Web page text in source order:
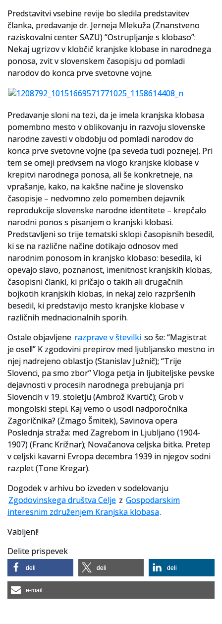
Slovenski elektronski arhiv
Anonimka
Virtualni.ZAC
Publikacije
Predstavitvi vsebine revije bo sledila predstavitev
članka, predavanje dr. Jerneja Mlekuža (Znanstveno
raziskovalni center SAZU) “Ostrupljanje s klobaso”:
Nekaj ugrizov v klobčič kranjske klobase in narodnega
ponosa, zvit v slovenskem časopisju od pomladi
narodov do konca prve svetovne vojne.
Predavanje sloni na tezi, da je imela kranjska klobasa
pomembno mesto v oblikovanju in razvoju slovenske
narodne zavesti v obdobju od pomladi narodov do
konca prve svetovne vojne (pa seveda tudi pozneje). Pri
tem se omeji predvsem na vlogo kranjske klobase v
krepitvi narodnega ponosa, ali še konkretneje, na
vprašanje, kako, na kakšne načine je slovensko
časopisje – nedvomno zelo pomemben dejavnik
reprodukcije slovenske narodne identitete – krepčalo
narodni ponos s pisanjem o kranjski klobasi.
Predstavljeni so trije tematski sklopi časopisnih besedil,
ki se na različne načine dotikajo odnosov med
narodnim ponosom in kranjsko klobaso: besedila, ki
opevajo slavo, poznanost, imenitnost kranjskih klobas,
časopisni članki, ki pričajo o takih ali drugačnih
bojkotih kranjskih klobas, in nekaj zelo razpršenih
besedil, ki predstavijo mesto kranjske klobase v
različnih mednacionalnih sporih.
Ostale objavljene razprave v številki so še: “Magistrat
je osel!” K zgodovini prepirov med ljubljansko mestno in
njej nadrejeno oblastjo (Stanislav Južnič); “Trije
Slovenci, pa smo zbor” Vloga petja in ljubiteljske pevske
dejavnosti v procesih narodnega prebujanja pri
Slovencih v 19. stoletju (Ambrož Kvartič); Grob v
mongolski stepi. Kaj vemo o usodi nadporočnika
Zagoričnika? (Zmago Šmitek), Savinova opera
Poslednja straža: med Zagrebom in Ljubljano (1904-
1907) (Franc Križnar); Novačanova celjska bitka. Pretep
v celjski kavarni Evropa decembra 1939 in njegov sodni
razplet (Tone Kregar).
Dogodek v arhivu bo izveden v sodelovanju
Zgodovinskega društva Celje z Gospodarskim
interesnim združenjem Kranjska klobasa.
Vabljeni!
Delite prispevek
deli deli deli
e-mail